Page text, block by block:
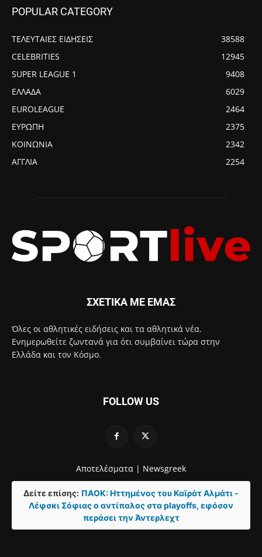
POPULAR CATEGORY
ΤΕΛΕΥΤΑΙΕΣ ΕΙΔΗΣΕΙΣ
38588
CELEBRITIES
12945
SUPER LEAGUE 1
9408
ΕΛΛΑΔΑ
6029
EUROLEAGUE
2464
ΕΥΡΩΠΗ
2375
ΚΟΙΝΩΝΙΑ
2342
ΑΓΓΛΙΑ
2254
ΣΧΕΤΙΚΑ ΜΕ ΕΜΑΣ
Όλες οι αθλητικές ειδήσεις και τα αθλητικά νέα.
Ενημερωθείτε ζωντανά για ότι συμβαίνει τώρα στην
Ελλάδα και τον Κόσμο.
FOLLOW US
Αποτελέσματα | Newsgreek
Δείτε επίσης: ΠΑΟΚ: Ηττημένος του Καϊράτ Αλμάτι -
Λέφσκι Σόφιας ο αντίπαλος στα playoffs, εφόσον
περάσει την Άντερλεχτ